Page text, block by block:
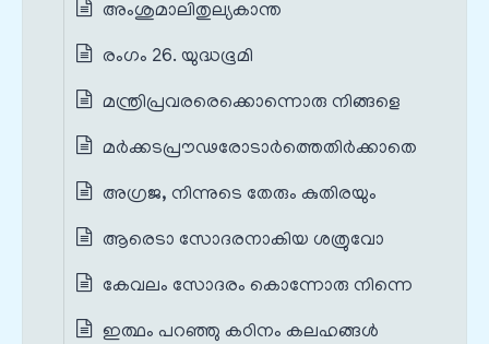
അംശുമാലിതുല്യകാന്ത
രംഗം 26. യുദ്ധഭൂമി
മന്ത്രിപ്രവരരെക്കൊന്നൊരു നിങ്ങളെ
മർക്കടപ്രൗഢരോടാർത്തെതിർക്കാതെ
അഗ്രജ, നിന്നുടെ തേരും കുതിരയും
ആരെടാ സോദരനാകിയ ശത്രുവോ
കേവലം സോദരം കൊന്നോരു നിന്നെ
ഇത്ഥം പറഞ്ഞു കഠിനം കലഹങ്ങൾ